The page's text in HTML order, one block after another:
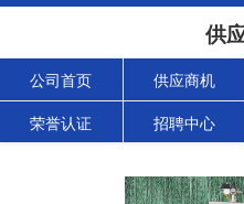
供
公司首页 供应商机
荣誉认证 招聘中心